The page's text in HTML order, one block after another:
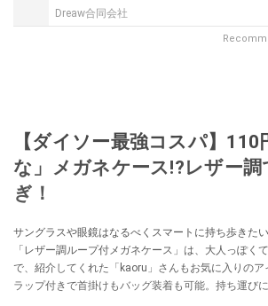
Dreaw合同会社
【ダイソー最強コスパ】110
な」メガネケース!?レザー
ぎ！
サングラスや眼鏡はなるべくスマートに持ち歩きた
「レザー調ループ付メガネケース」は、大人っぽく
で、紹介してくれた「kaoru」さんもお気に入りのア
ラップ付きで首掛けもバッグ装着も可能。持ち運び